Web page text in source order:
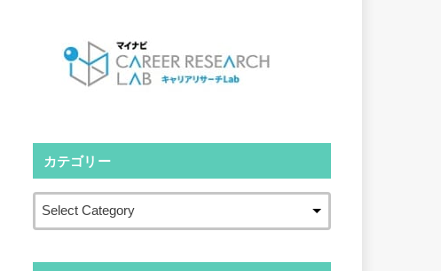
カテゴリー